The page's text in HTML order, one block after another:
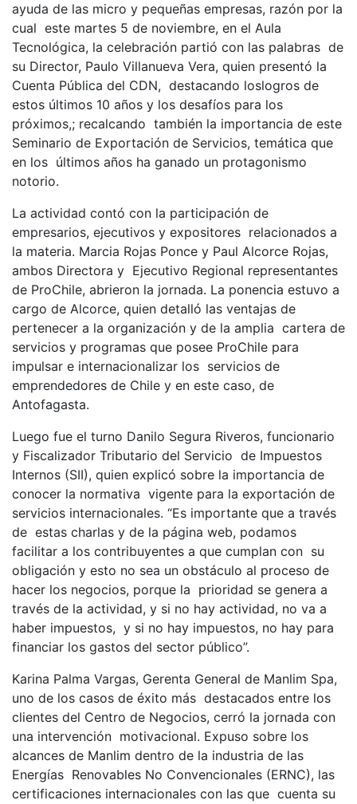
ayuda de las micro y pequeñas empresas, razón por la
cual este martes 5 de noviembre, en el Aula
Tecnológica, la celebración partió con las palabras de
su Director, Paulo Villanueva Vera, quien presentó la
Cuenta Pública del CDN, destacando loslogros de
estos últimos 10 años y los desafíos para los
próximos,; recalcando también la importancia de este
Seminario de Exportación de Servicios, temática que
en los últimos años ha ganado un protagonismo
notorio.
La actividad contó con la participación de
empresarios, ejecutivos y expositores relacionados a
la materia. Marcia Rojas Ponce y Paul Alcorce Rojas,
ambos Directora y Ejecutivo Regional representantes
de ProChile, abrieron la jornada. La ponencia estuvo a
cargo de Alcorce, quien detalló las ventajas de
pertenecer a la organización y de la amplia cartera de
servicios y programas que posee ProChile para
impulsar e internacionalizar los servicios de
emprendedores de Chile y en este caso, de
Antofagasta.
Luego fue el turno Danilo Segura Riveros, funcionario
y Fiscalizador Tributario del Servicio de Impuestos
Internos (SII), quien explicó sobre la importancia de
conocer la normativa vigente para la exportación de
servicios internacionales. “Es importante que a través
de estas charlas y de la página web, podamos
facilitar a los contribuyentes a que cumplan con su
obligación y esto no sea un obstáculo al proceso de
hacer los negocios, porque la prioridad se genera a
través de la actividad, y si no hay actividad, no va a
haber impuestos, y si no hay impuestos, no hay para
financiar los gastos del sector público”.
Karina Palma Vargas, Gerenta General de Manlim Spa,
uno de los casos de éxito más destacados entre los
clientes del Centro de Negocios, cerró la jornada con
una intervención motivacional. Expuso sobre los
alcances de Manlim dentro de la industria de las
Energías Renovables No Convencionales (ERNC), las
certificaciones internacionales con las que cuenta su